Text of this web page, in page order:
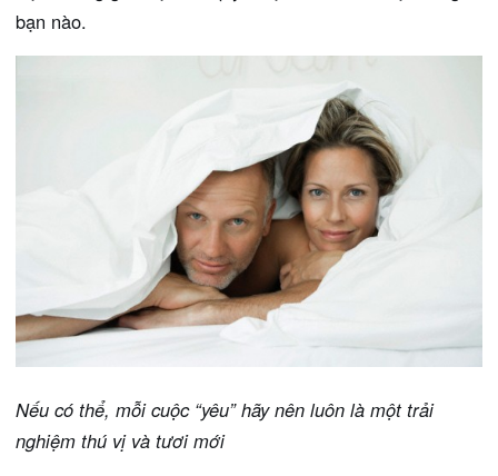
bạn nào.
Nếu có thể, mỗi cuộc “yêu” hãy nên luôn là một trải
nghiệm thú vị và tươi mới